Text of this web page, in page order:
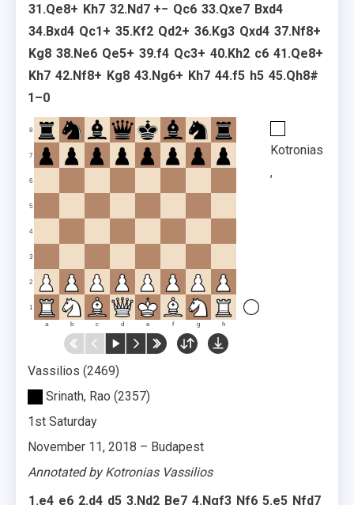
31.Qe8+ Kh7 32.Nd7 +− Qc6 33.Qxe7 Bxd4
34.Bxd4 Qc1+ 35.Kf2 Qd2+ 36.Kg3 Qxd4 37.Nf8+
Kg8 38.Ne6 Qe5+ 39.f4 Qc3+ 40.Kh2 c6 41.Qe8+
Kh7 42.Nf8+ Kg8 43.Ng6+ Kh7 44.f5 h5 45.Qh8#
1–0
1
2
3
4
5
6
7
8
a b c d e f g h
Kotronias
,
Vassilios 2469
Srinath, Rao 2357
1st Saturday
November 11, 2018 – Budapest
Annotated by Kotronias Vassilios
1.e4 e6 2.d4 d5 3.Nd2 Be7 4.Ngf3 Nf6 5.e5 Nfd7